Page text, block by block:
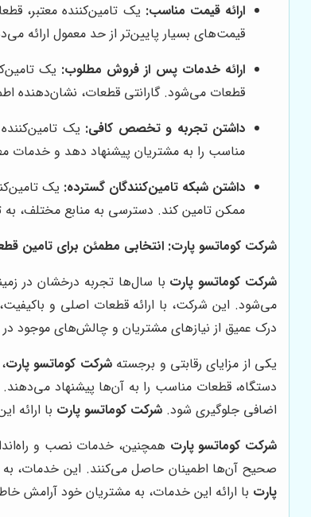
ارائه قیمت مناسب: یک تامین‌کننده معتبر،
قیمت‌های بسیار پایین‌تر از حد معمول
ارائه خدمات پس از فروش مطلوب: یک
قطعات می‌شود. گارانتی قطعات، نشان‌دهنده
داشتن تجربه و تخصص کافی: یک
مناسب را به مشتریان پیشنهاد دهد و خدمات
داشتن شبکه تامین‌کنندگان گسترده: یک
ممکن تامین کند. دسترسی به منابع مختلف، به
شرکت کوماتسو پارت: انتخابی مطمئن برای تامین
شرکت کوماتسو پارت با سال‌ها تجربه درخشان در
می‌شود. این شرکت، با ارائه قطعات اصلی و
درک عمیق از نیازهای مشتریان و چالش‌های موجود
یکی از مزایای رقابتی و برجستهشرکت کوماتسو پارت
دستگاه، قطعات مناسب را به آن‌ها پیشنهاد
اضافی جلوگیری شود. شرکت کوماتسو پارت با ارائه
شرکت کوماتسو پارت همچنین، خدمات نصب و
صحیح آن‌ها اطمینان حاصل می‌کنند. این خدمات، به
پارت با ارائه این خدمات، به مشتریان خود آرامش